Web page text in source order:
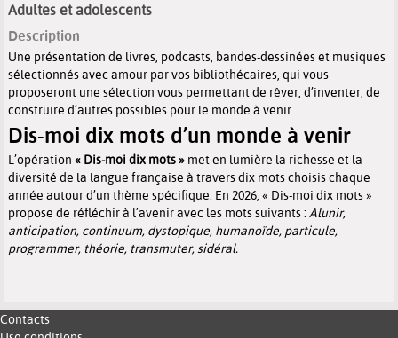
Adultes et adolescents
Description
Une présentation de livres, podcasts, bandes-dessinées et musiques
sélectionnés avec amour par vos bibliothécaires, qui vous
proposeront une sélection vous permettant de rêver, d’inventer, de
construire d’autres possibles pour le monde à venir.
Dis-moi dix mots d’un monde à venir
L’opération « Dis-moi dix mots » met en lumière la richesse et la
diversité de la langue française à travers dix mots choisis chaque
année autour d’un thème spécifique. En 2026, « Dis-moi dix mots »
propose de réfléchir à l’avenir avec les mots suivants : Alunir,
anticipation, continuum, dystopique, humanoïde, particule,
programmer, théorie, transmuter, sidéral.
Contacts